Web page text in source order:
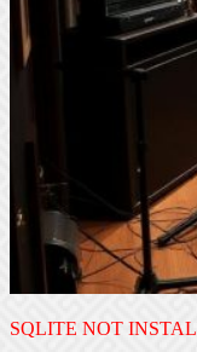
SQLITE NOT